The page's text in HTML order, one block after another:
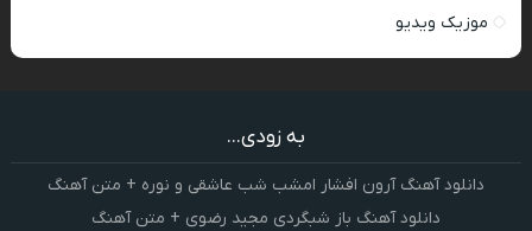
موزیک ویدیو
به زودی...
دانلود آهنگ آرون افشار امشب شب عاشقی و نوره + متن آهنگ
دانلود آهنگ باز شبگردی مجید رضوی + متن آهنگ